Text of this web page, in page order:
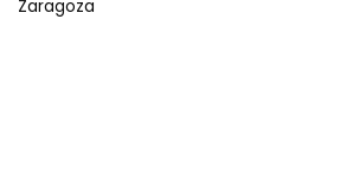
Zaragoza